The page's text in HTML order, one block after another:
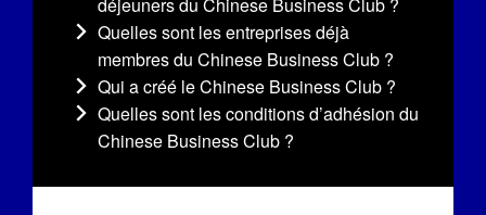
Quelles sont les entreprises déjà
membres du Chinese Business Club ?
Qui a créé le Chinese Business Club ?
Quelles sont les conditions d’adhésion du
Chinese Business Club ?